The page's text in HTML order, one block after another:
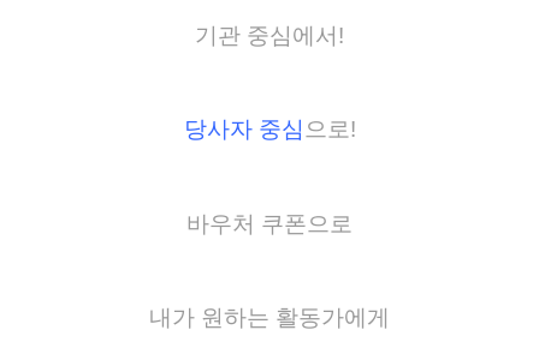
기관 중심에서!
당사자 중심으로!
바우처 쿠폰으로
내가 원하는 활동가에게